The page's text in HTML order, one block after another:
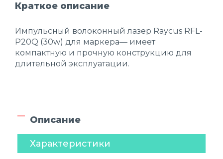
Краткое описание
Импульсный волоконный лазер Raycus RFL-
P20Q (30w) для маркера— имеет
компактную и прочную конструкцию для
длительной эксплуатации.
Описание
Характеристики